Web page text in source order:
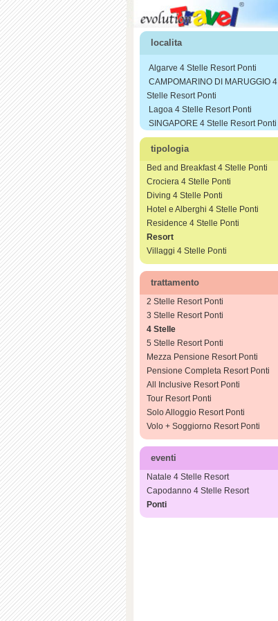
localita
Algarve 4 Stelle Resort Ponti
CAMPOMARINO DI MARUGGIO 4
Stelle Resort Ponti
Lagoa 4 Stelle Resort Ponti
SINGAPORE 4 Stelle Resort Ponti
tipologia
Bed and Breakfast 4 Stelle Ponti
Crociera 4 Stelle Ponti
Diving 4 Stelle Ponti
Hotel e Alberghi 4 Stelle Ponti
Residence 4 Stelle Ponti
Resort
Villaggi 4 Stelle Ponti
trattamento
2 Stelle Resort Ponti
3 Stelle Resort Ponti
4 Stelle
5 Stelle Resort Ponti
Mezza Pensione Resort Ponti
Pensione Completa Resort Ponti
All Inclusive Resort Ponti
Tour Resort Ponti
Solo Alloggio Resort Ponti
Volo + Soggiorno Resort Ponti
eventi
Natale 4 Stelle Resort
Capodanno 4 Stelle Resort
Ponti